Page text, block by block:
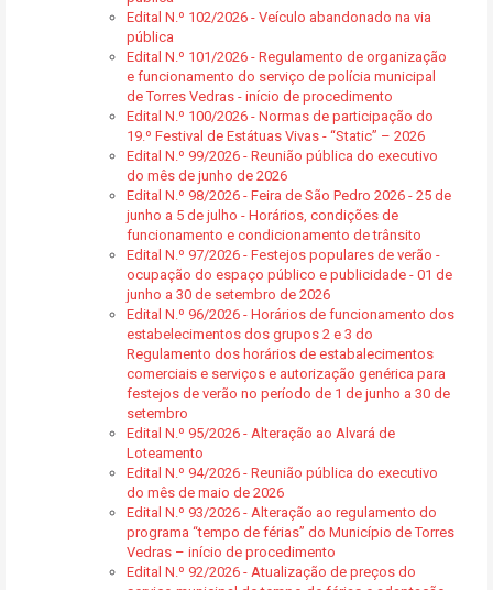
Edital N.º 102/2026 - Veículo abandonado na via
pública
Edital N.º 101/2026 - Regulamento de organização
e funcionamento do serviço de polícia municipal
de Torres Vedras - início de procedimento
Edital N.º 100/2026 - Normas de participação do
19.º Festival de Estátuas Vivas - “Static” – 2026
Edital N.º 99/2026 - Reunião pública do executivo
do mês de junho de 2026
Edital N.º 98/2026 - Feira de São Pedro 2026 - 25 de
junho a 5 de julho - Horários, condições de
funcionamento e condicionamento de trânsito
Edital N.º 97/2026 - Festejos populares de verão -
ocupação do espaço público e publicidade - 01 de
junho a 30 de setembro de 2026
Edital N.º 96/2026 - Horários de funcionamento dos
estabelecimentos dos grupos 2 e 3 do
Regulamento dos horários de estabalecimentos
comerciais e serviços e autorização genérica para
festejos de verão no período de 1 de junho a 30 de
setembro
Edital N.º 95/2026 - Alteração ao Alvará de
Loteamento
Edital N.º 94/2026 - Reunião pública do executivo
do mês de maio de 2026
Edital N.º 93/2026 - Alteração ao regulamento do
programa “tempo de férias” do Município de Torres
Vedras – início de procedimento
Edital N.º 92/2026 - Atualização de preços do